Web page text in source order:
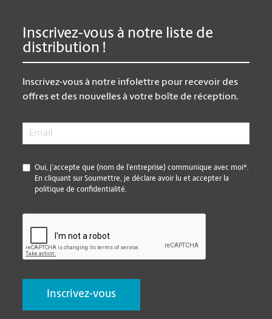
Inscrivez-vous à notre liste de
distribution !
Inscrivez-vous à notre infolettre pour recevoir des
offres et des nouvelles à votre boîte de réception.
Email
*
Oui, j’accepte que (nom de l’entreprise) communique avec moi*.
En cliquant sur Soumettre, je déclare avoir lu et accepter la
politique de confidentialité.